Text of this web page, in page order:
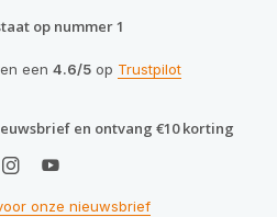
op nummer 1
een 4.6/5op Trustpilot
en ontvang €10 korting
onze nieuwsbrief